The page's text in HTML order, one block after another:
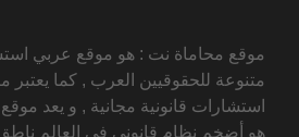
موقع محاماة نت : هو موقع عربي
متنوعة للحقوقيين العرب , كما يعتبر
استشارات قانونية مجانية , و يعد موقع
هو أضخم نظام قانوني في العالم ناطق